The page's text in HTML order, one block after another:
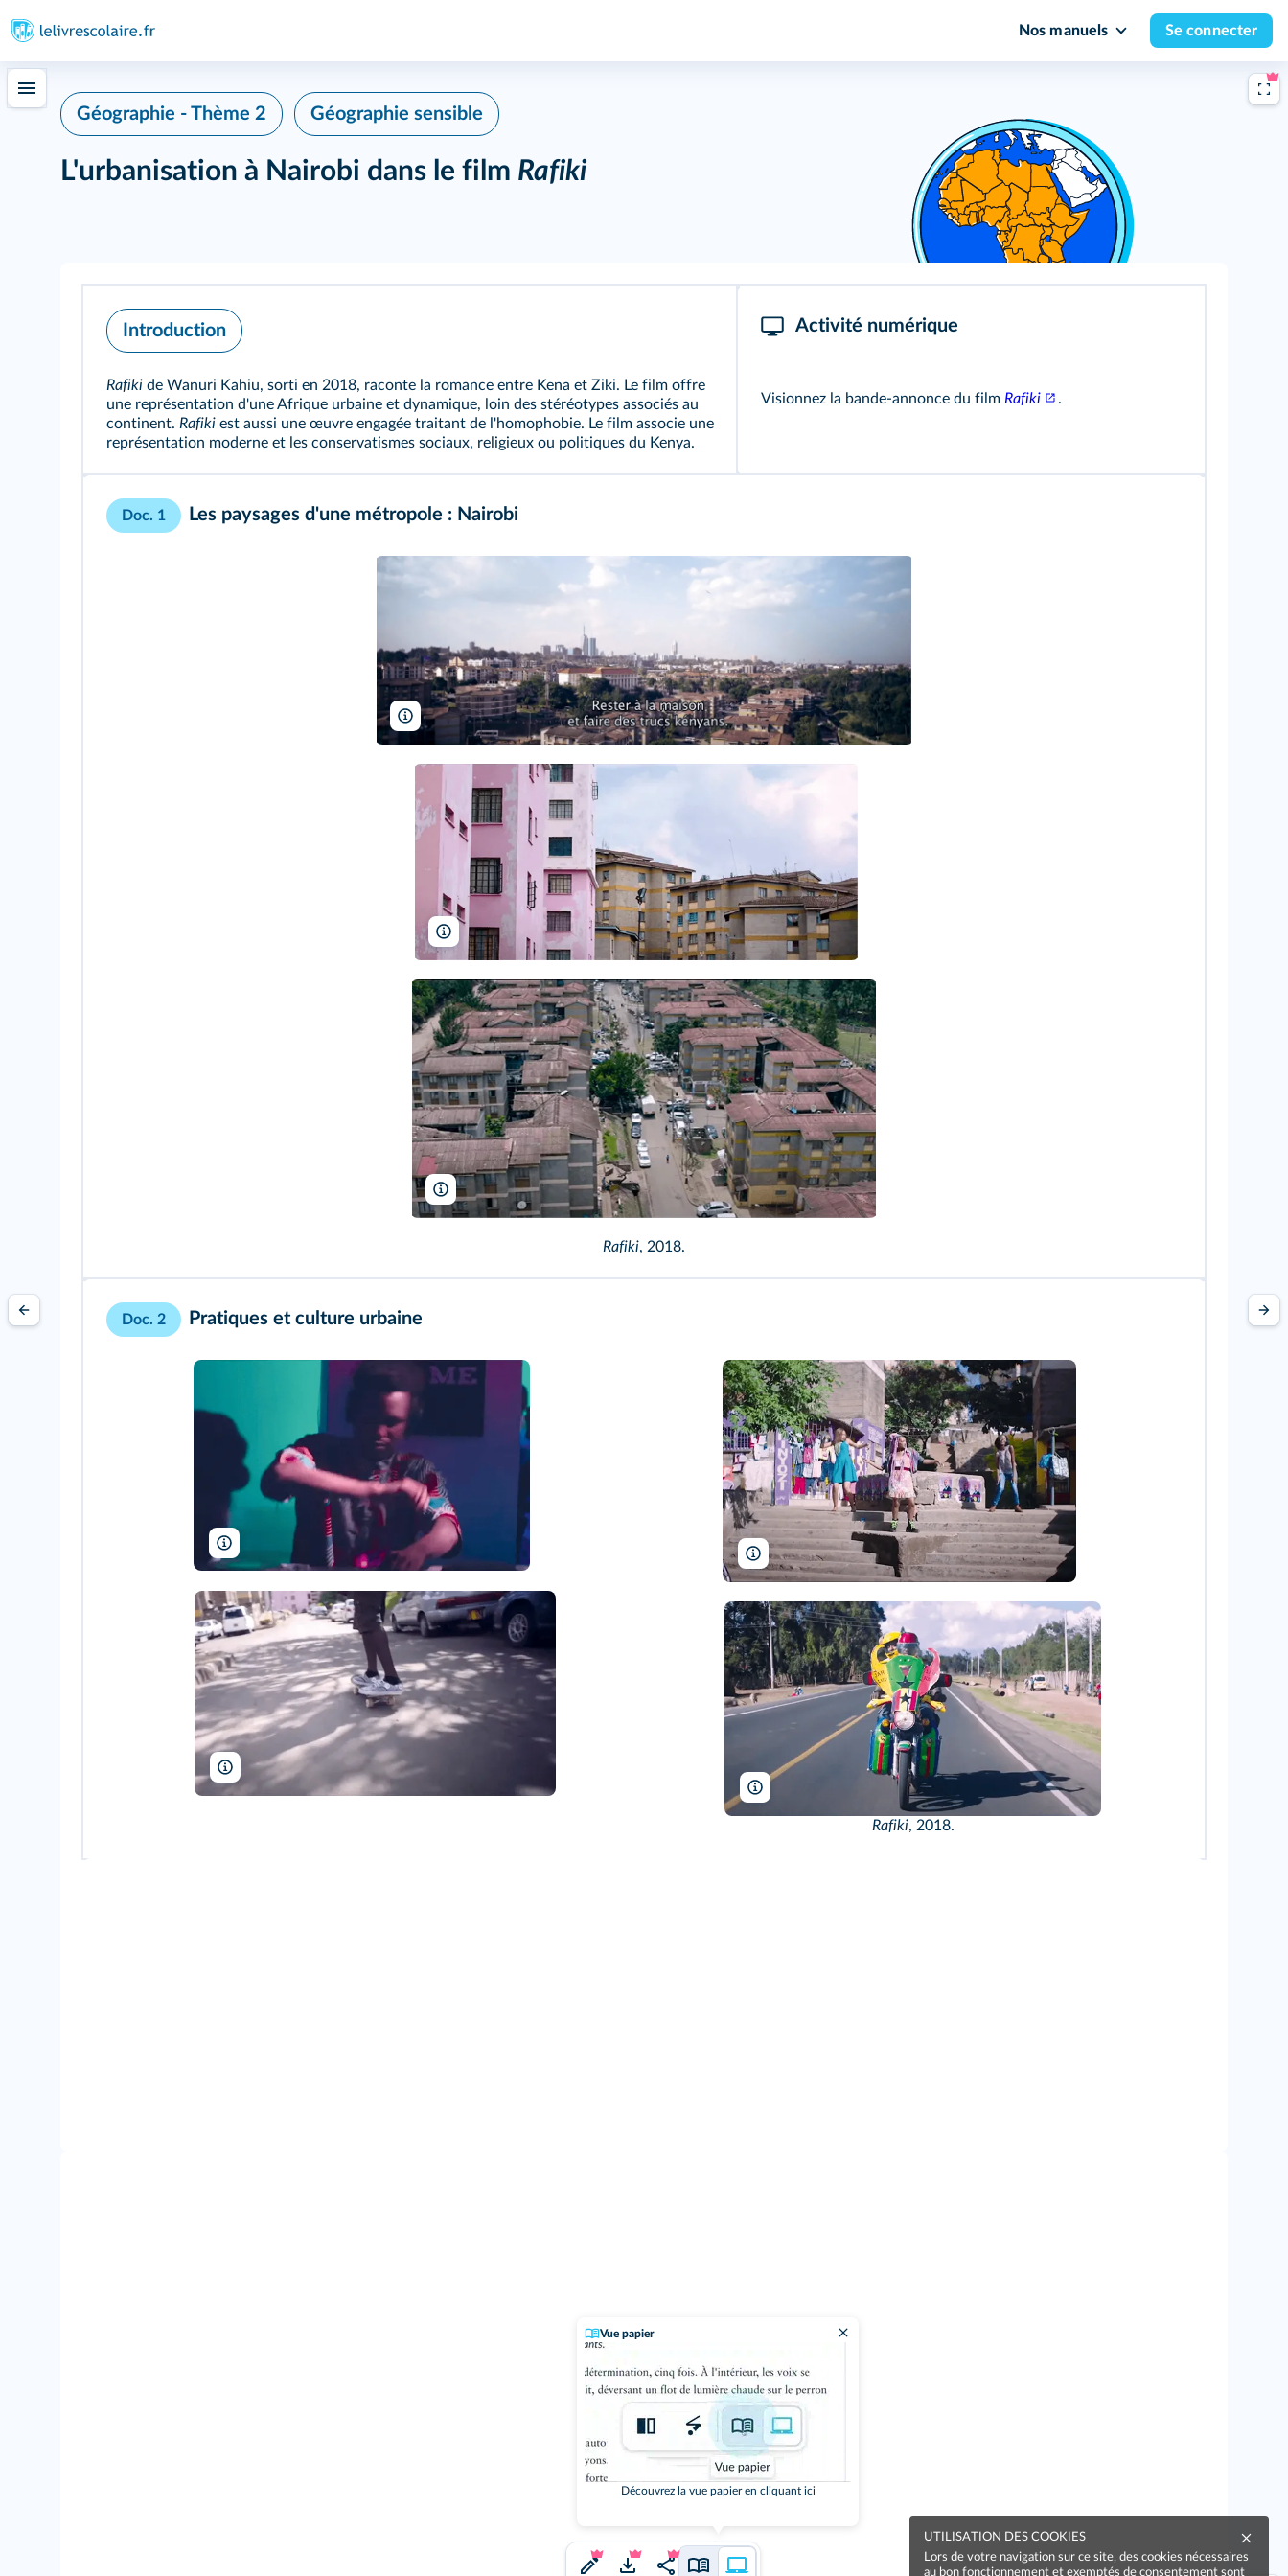
Nos manuels Se connecter
Vue papier
Découvrez la vue papier en cliquant ici
Géographie - Thème 2 Géographie sensible
L'urbanisation à Nairobi dans le film Rafiki
Introduction
Rafiki de Wanuri Kahiu, sorti en 2018, raconte la romance entre Kena et Ziki. Le film offre
une représentation d'une Afrique urbaine et dynamique, loin des stéréotypes associés au
continent. Rafiki est aussi une œuvre engagée traitant de l'homophobie. Le film associe une
représentation moderne et les conservatismes sociaux, religieux ou politiques du Kenya.
Activité numérique
Visionnez la bande‑annonce du film Rafiki .
Doc. 1 Les paysages d'une métropole : Nairobi
AtGeo
AtGeo
AtGeo
Rafiki, 2018.
Doc. 2 Pratiques et culture urbaine
AtGeo
AtGeo
Rafiki, 2018.
UTILISATION DES COOKIES
Lors de votre navigation sur ce site, des cookies nécessaires
au bon fonctionnement et exemptés de consentement sont